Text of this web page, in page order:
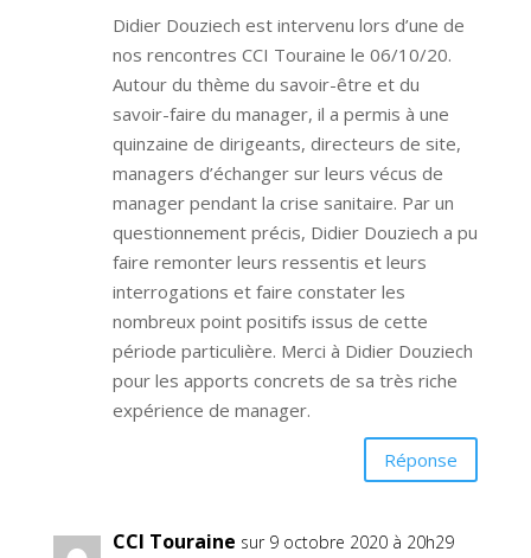
Didier Douziech est intervenu lors d’une de
nos rencontres CCI Touraine le 06/10/20.
Autour du thème du savoir-être et du
savoir-faire du manager, il a permis à une
quinzaine de dirigeants, directeurs de site,
managers d’échanger sur leurs vécus de
manager pendant la crise sanitaire. Par un
questionnement précis, Didier Douziech a pu
faire remonter leurs ressentis et leurs
interrogations et faire constater les
nombreux point positifs issus de cette
période particulière. Merci à Didier Douziech
pour les apports concrets de sa très riche
expérience de manager.
Réponse
CCI Touraine sur 9 octobre 2020 à 20h29